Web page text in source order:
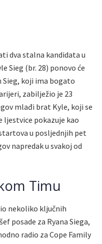
dva stalna kandidata u
Sieg (br. 28) ponovo će
Sieg, koji ima bogato
zabilježio je 23
mlađi brat Kyle, koji se
ljestvice pokazuje kao
u posljednjih pet
napredak u svakoj od
Timu
nekoliko ključnih
posade za Ryana Siega,
radio za Cope Family